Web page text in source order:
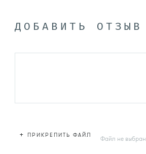
ДОБАВИТЬ ОТЗЫВ
+ ПРИКРЕПИТЬ ФАЙЛ Файл не выбран